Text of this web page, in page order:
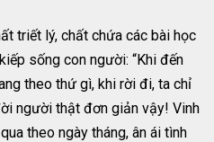
triết lý, chất chứa các bài học
sống con người: “Khi đến
theo thứ gì, khi rời đi, ta chỉ
người thật đơn giản vậy! Vinh
theo ngày tháng, ân ái tình